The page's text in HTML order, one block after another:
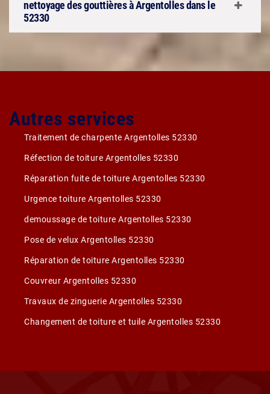
nettoyage des gouttières à Argentolles dans le
52330
Autres services
Traitement de charpente Argentolles 52330
Réfection de toiture Argentolles 52330
Réparation fuite de toiture Argentolles 52330
Urgence toiture Argentolles 52330
demoussage de toiture Argentolles 52330
Pose de velux Argentolles 52330
Réparation de toiture Argentolles 52330
Couvreur Argentolles 52330
Travaux de zinguerie Argentolles 52330
Changement de toiture et tuile Argentolles 52330